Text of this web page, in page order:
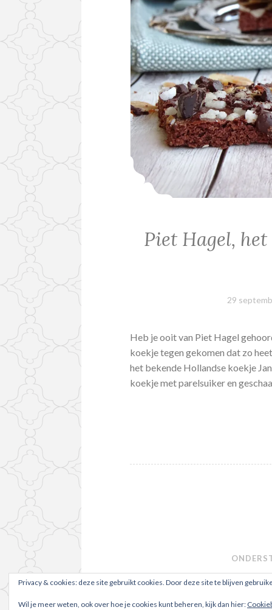
Piet Hagel,
29
Heb je ooit van Piet Hagel
koekje tegen gekomen dat zo
het bekende Hollandse koekje
koekje met parelsuiker en
Privacy & cookies: deze site gebruikt cookies. Door deze site te blijven
Wil je meer weten, ook over hoe je cookies kunt beheren, kijk dan hier: